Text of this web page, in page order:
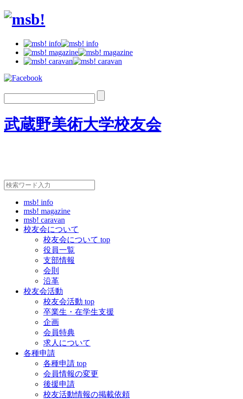
武蔵野美術大学校友会
msb! info
msb! magazine
msb! caravan
校友会について
校友会について top
役員一覧
支部情報
会則
沿革
校友会活動
校友会活動 top
卒業生・在学生支援
企画
会員特典
求人について
各種申請
各種申請 top
会員情報の変更
後援申請
校友活動情報の掲載依頼